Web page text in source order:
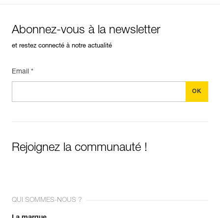
Abonnez-vous à la newsletter
et restez connecté à notre actualité
Email *
Rejoignez la communauté !
QUI SOMMES-NOUS ?